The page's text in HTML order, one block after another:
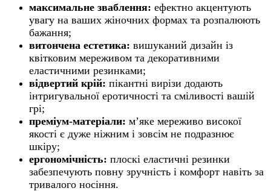
максимальне зваблення: ефектно акцентують
увагу на ваших жіночних формах та розпалюють
бажання;
витончена естетика: вишуканий дизайн із
квітковим мереживом та декоративними
еластичними резинками;
відвертий крій: пікантні вирізи додають
інтригувальної еротичності та сміливості вашій
грі;
преміум-матеріали: м’яке мереживо високої
якості є дуже ніжним і зовсім не подразнює
шкіру;
ергономічність: плоскі еластичні резинки
забезпечують повну зручність і комфорт навіть за
тривалого носіння.